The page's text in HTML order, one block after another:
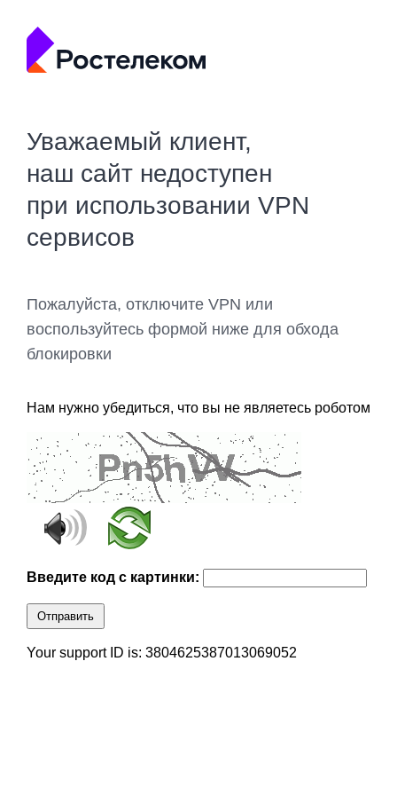
Уважаемый клиент,
наш сайт недоступен
при использовании VPN
сервисов
Пожалуйста, отключите VPN или
воспользуйтесь формой ниже для обхода
блокировки
Нам нужно убедиться, что вы не являетесь роботом
Введите код с картинки:
Отправить
Your support ID is: 3804625387013069052